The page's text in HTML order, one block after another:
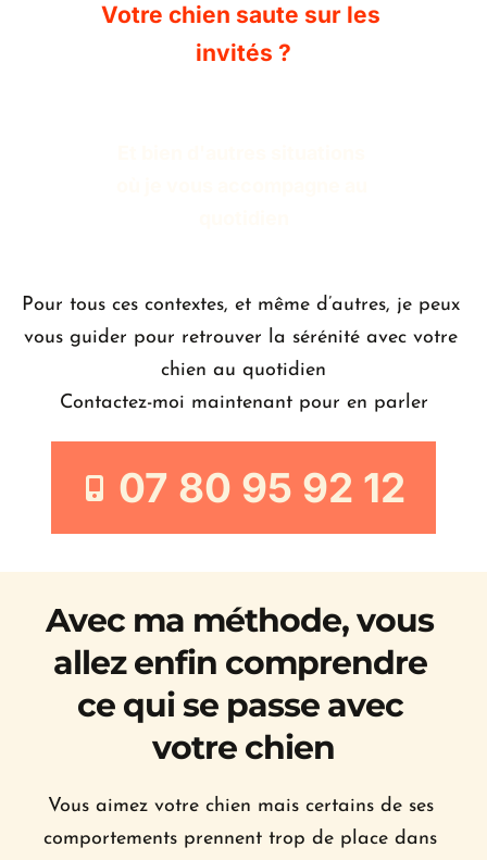
Votre chien saute sur les
invités ?
Pour tous ces contextes, et même d’autres, je peux
vous guider pour retrouver la sérénité avec votre
chien au quotidien
Contactez-moi maintenant pour en parler
07 80 95 92 12
Avec ma méthode, vous
allez enfin comprendre
ce qui se passe avec
votre chien
Vous aimez votre chien mais certains de ses
comportements prennent trop de place dans